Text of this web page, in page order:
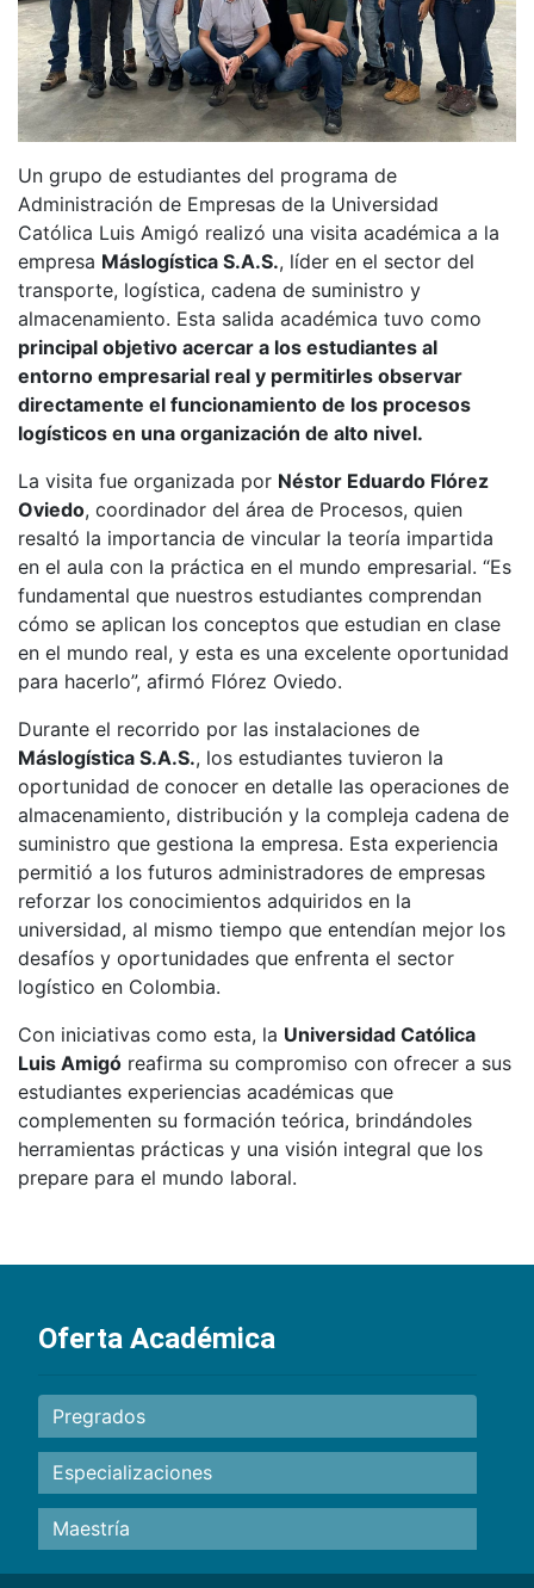
Un grupo de estudiantes del programa de
Administración de Empresas de la Universidad
Católica Luis Amigó realizó una visita académica a la
empresa Máslogística S.A.S., líder en el sector del
transporte, logística, cadena de suministro y
almacenamiento. Esta salida académica tuvo como
principal objetivo acercar a los estudiantes al
entorno empresarial real y permitirles observar
directamente el funcionamiento de los procesos
logísticos en una organización de alto nivel.
La visita fue organizada por Néstor Eduardo Flórez
Oviedo, coordinador del área de Procesos, quien
resaltó la importancia de vincular la teoría impartida
en el aula con la práctica en el mundo empresarial. “Es
fundamental que nuestros estudiantes comprendan
cómo se aplican los conceptos que estudian en clase
en el mundo real, y esta es una excelente oportunidad
para hacerlo”, afirmó Flórez Oviedo.
Durante el recorrido por las instalaciones de
Máslogística S.A.S., los estudiantes tuvieron la
oportunidad de conocer en detalle las operaciones de
almacenamiento, distribución y la compleja cadena de
suministro que gestiona la empresa. Esta experiencia
permitió a los futuros administradores de empresas
reforzar los conocimientos adquiridos en la
universidad, al mismo tiempo que entendían mejor los
desafíos y oportunidades que enfrenta el sector
logístico en Colombia.
Con iniciativas como esta, la Universidad Católica
Luis Amigó reafirma su compromiso con ofrecer a sus
estudiantes experiencias académicas que
complementen su formación teórica, brindándoles
herramientas prácticas y una visión integral que los
prepare para el mundo laboral.
Oferta Académica
Pregrados
Especializaciones
Maestría